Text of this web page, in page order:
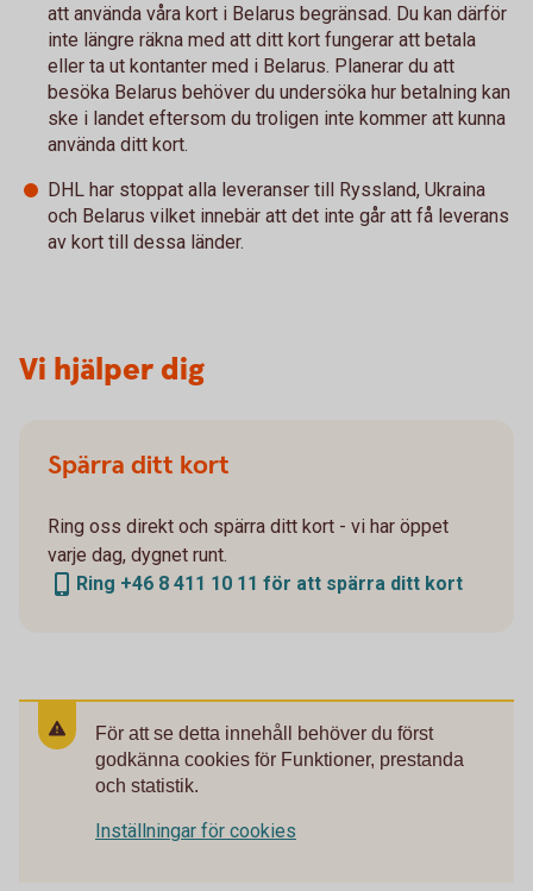
att använda våra kort i Belarus begränsad. Du kan därför
inte längre räkna med att ditt kort fungerar att betala
eller ta ut kontanter med i Belarus. Planerar du att
besöka Belarus behöver du undersöka hur betalning kan
ske i landet eftersom du troligen inte kommer att kunna
använda ditt kort.
DHL har stoppat alla leveranser till Ryssland, Ukraina
och Belarus vilket innebär att det inte går att få leverans
av kort till dessa länder.
Vi hjälper dig
Spärra ditt kort
Ring oss direkt och spärra ditt kort - vi har öppet
varje dag, dygnet runt.
Ring +46 8 411 10 11 för att spärra ditt kort
För att se detta innehåll behöver du först
godkänna cookies för Funktioner, prestanda
och statistik.
Inställningar för cookies